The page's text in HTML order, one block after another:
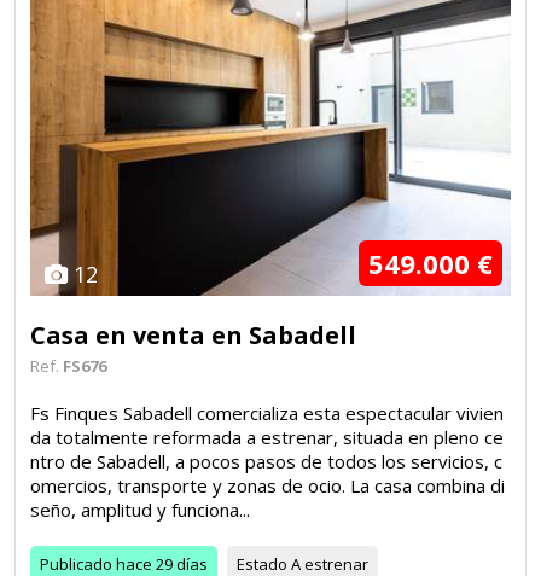
12 549.000 €
Casa en venta en Sabadell
Ref. FS676
Fs Finques Sabadell comercializa esta espectacular vivien
da totalmente reformada a estrenar, situada en pleno ce
ntro de Sabadell, a pocos pasos de todos los servicios, c
omercios, transporte y zonas de ocio. La casa combina di
seño, amplitud y funciona...
Publicado hace 29 días Estado A estrenar